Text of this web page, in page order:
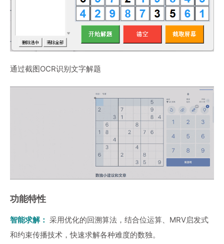
通过截图OCR识别文字解题
功能特性
智能求解： 采用优化的回溯算法，结合位运算、MRV启发式
和约束传播技术，快速求解各种难度的数独。